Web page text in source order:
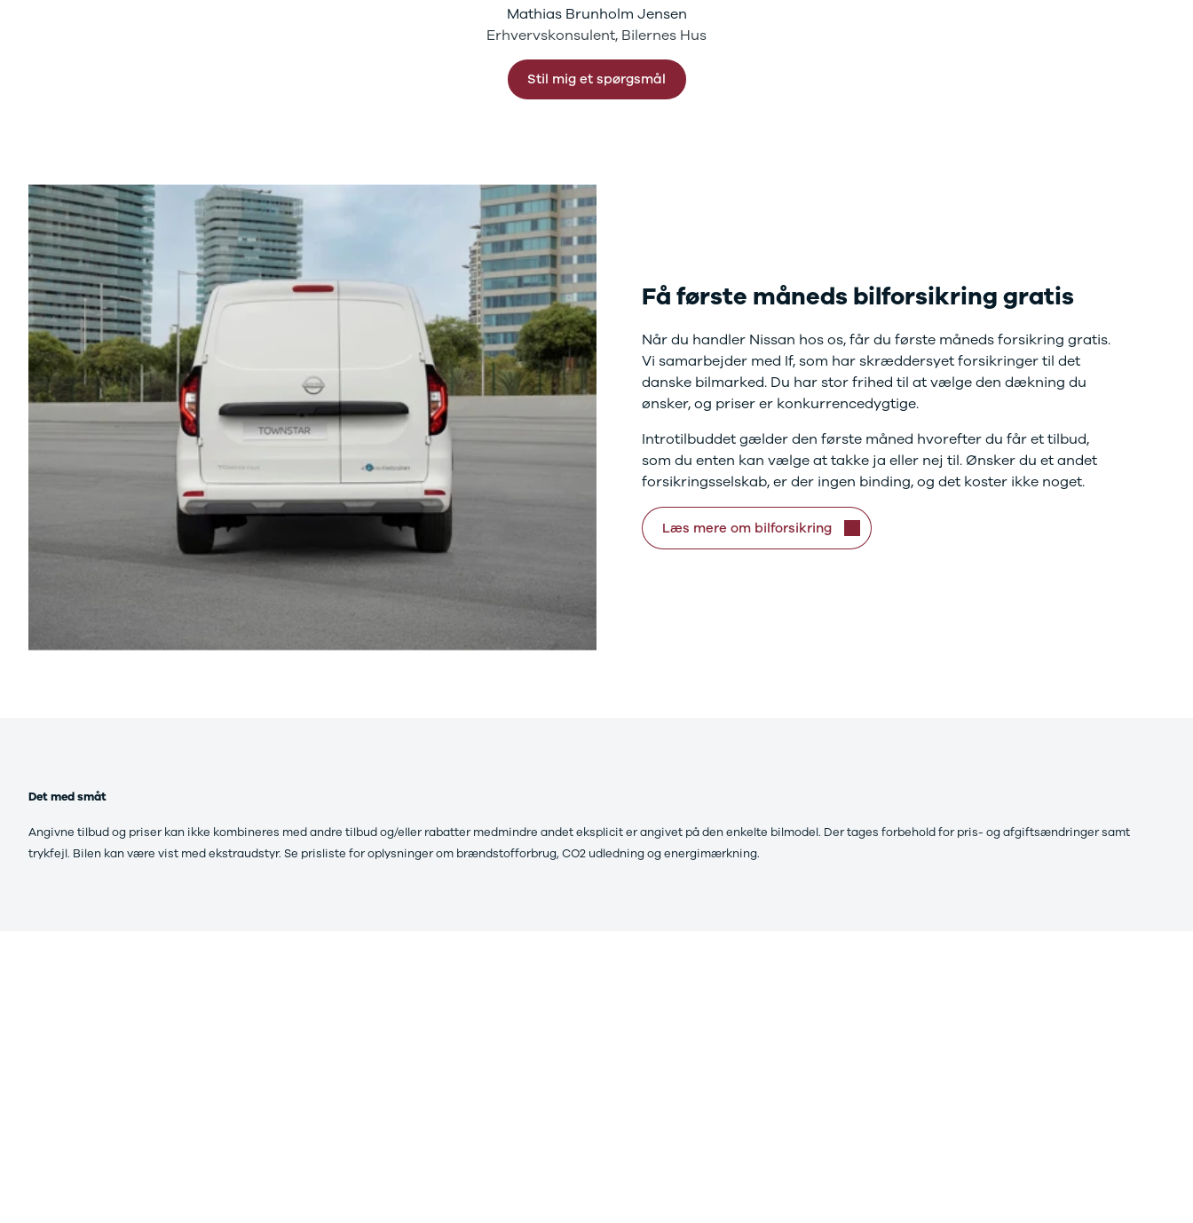
Mathias Brunholm Jensen
Erhvervskonsulent, Bilernes Hus
Stil mig et spørgsmål
Få første måneds bilforsikring gratis
Når du handler Nissan hos os, får du første måneds forsikring gratis.
Vi samarbejder med If, som har skræddersyet forsikringer til det
danske bilmarked. Du har stor frihed til at vælge den dækning du
ønsker, og priser er konkurrencedygtige.
Introtilbuddet gælder den første måned hvorefter du får et tilbud,
som du enten kan vælge at takke ja eller nej til. Ønsker du et andet
forsikringsselskab, er der ingen binding, og det koster ikke noget.
Læs mere om bilforsikring
Det med småt
Angivne tilbud og priser kan ikke kombineres med andre tilbud og/eller rabatter medmindre andet eksplicit er angivet på den enkelte bilmodel. Der tages forbehold for pris- og afgiftsændringer samt
trykfejl. Bilen kan være vist med ekstraudstyr. Se prisliste for oplysninger om brændstofforbrug, CO2 udledning og energimærkning.